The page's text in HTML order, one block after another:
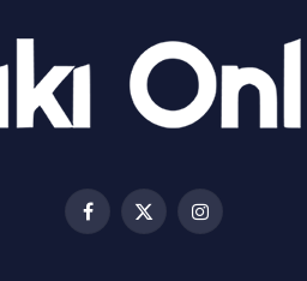
Facebook
X
Instagram